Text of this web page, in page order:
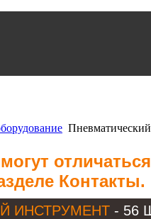
Контакты.
ИНСТРУМЕНТ - 56